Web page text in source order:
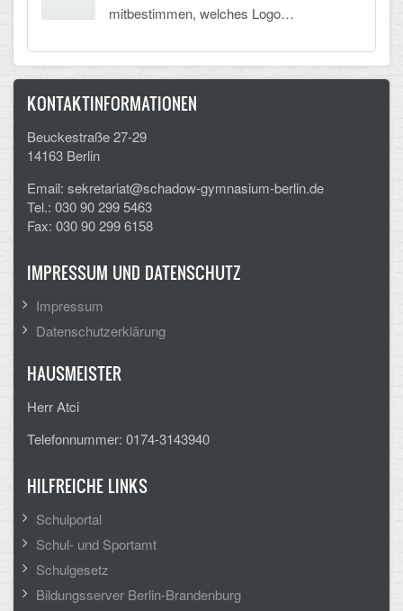
mitbestimmen, welches Logo…
KONTAKTINFORMATIONEN
Beuckestraße 27-29
14163 Berlin
Email: sekretariat@schadow-gymnasium-berlin.de
Tel.: 030 90 299 5463
Fax: 030 90 299 6158
IMPRESSUM UND DATENSCHUTZ
Impressum
Datenschutzerklärung
HAUSMEISTER
Herr Atci
Telefonnummer: 0174-3143940
HILFREICHE LINKS
Schulportal
Schul- und Sportamt
Schulgesetz
Bildungsserver Berlin-Brandenburg